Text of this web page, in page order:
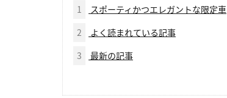
1
スポーティかつエレガントな限定車
2
よく読まれている記事
3
最新の記事